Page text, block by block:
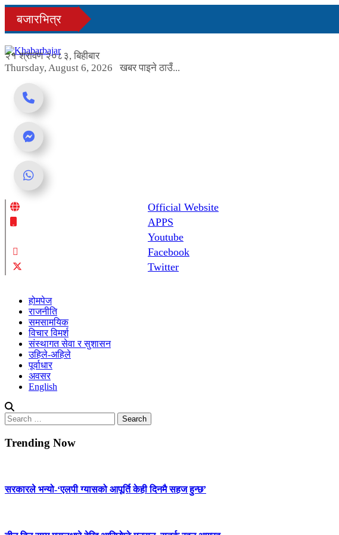
Skip
content
बजारभित्र
२१ श्रावण २०८३, बिहीबार
Thursday, August 6, 2026
खबर पाइने ठाउँ...
Online News Portal
Official Website
APPS
Youtube
Facebook
Twitter
होमपेज
राजनीति
समसामयिक
विचार विमर्श
संस्थागत सेवा र सुशासन
उहिले-अहिले
पूर्वाधार
अवसर
English
Search
for:
Trending Now
सरकारले भन्यो-‘एलपी ग्यासको आपूर्ति केही दिनमै सहज हुन्छ’